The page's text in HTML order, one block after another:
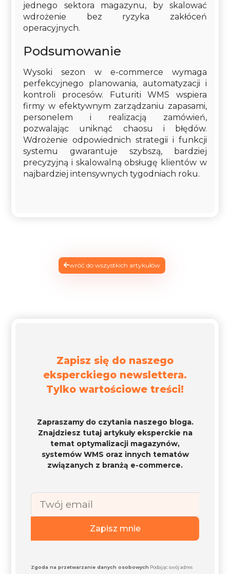
jednego sektora magazynu, by skalować
wdrożenie bez ryzyka zakłóceń
operacyjnych.
Podsumowanie
Wysoki sezon w e-commerce wymaga
perfekcyjnego planowania, automatyzacji i
kontroli procesów. Futuriti WMS wspiera
firmy w efektywnym zarządzaniu zapasami,
personelem i realizacją zamówień,
pozwalając uniknąć chaosu i błędów.
Wdrożenie odpowiednich strategii i funkcji
systemu gwarantuje szybszą, bardziej
precyzyjną i skalowalną obsługę klientów w
najbardziej intensywnych tygodniach roku.
wróć do wszystkich artykułów
Zapisz się do naszego
eksperckiego newslettera.
Tylko wartościowe treści!
Zapraszamy do czytania naszego bloga.
Znajdziesz tutaj artykuły eksperckie na
temat optymalizacji magazynów,
systemów WMS oraz innych tematów
związanych z branżą e-commerce.
Zapisz mnie
Zgoda na przetwarzanie danych osobowych Podając swój adres